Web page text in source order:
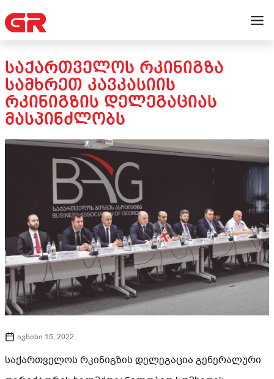
ᲡᲐᲥᲐᲠᲗᲕᲔᲚᲝᲡ ᲠᲙᲘᲜᲘᲒᲖᲐ
ᲡᲐᲛᲮᲠᲔᲗ ᲙᲐᲕᲙᲐᲡᲘᲘᲡ
ᲠᲙᲘᲜᲘᲒᲖᲘᲡ ᲓᲔᲚᲔᲒᲐᲪᲘᲐᲡ
ᲛᲐᲡᲞᲘᲜᲫᲚᲝᲑᲡ
ივნისი 15, 2022
საქართველოს რკინიგზის დელეგაცია გენერალური